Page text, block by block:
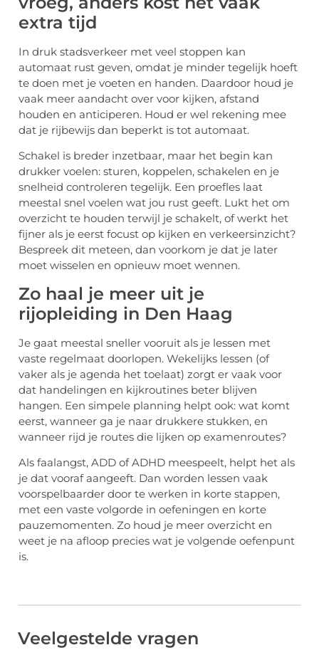
extra tijd
In druk stadsverkeer met veel stoppen kan
automaat rust geven, omdat je minder tegelijk hoeft
te doen met je voeten en handen. Daardoor houd je
vaak meer aandacht over voor kijken, afstand
houden en anticiperen. Houd er wel rekening mee
dat je rijbewijs dan beperkt is tot automaat.
Schakel is breder inzetbaar, maar het begin kan
drukker voelen: sturen, koppelen, schakelen en je
snelheid controleren tegelijk. Een proefles laat
meestal snel voelen wat jou rust geeft. Lukt het om
overzicht te houden terwijl je schakelt, of werkt het
fijner als je eerst focust op kijken en verkeersinzicht?
Bespreek dit meteen, dan voorkom je dat je later
moet wisselen en opnieuw moet wennen.
Zo haal je meer uit je
rijopleiding in Den Haag
Je gaat meestal sneller vooruit als je lessen met
vaste regelmaat doorlopen. Wekelijks lessen (of
vaker als je agenda het toelaat) zorgt er vaak voor
dat handelingen en kijkroutines beter blijven
hangen. Een simpele planning helpt ook: wat komt
eerst, wanneer ga je naar drukkere stukken, en
wanneer rijd je routes die lijken op examenroutes?
Als faalangst, ADD of ADHD meespeelt, helpt het als
je dat vooraf aangeeft. Dan worden lessen vaak
voorspelbaarder door te werken in korte stappen,
met een vaste volgorde in oefeningen en korte
pauzemomenten. Zo houd je meer overzicht en
weet je na afloop precies wat je volgende oefenpunt
is.
Veelgestelde vragen